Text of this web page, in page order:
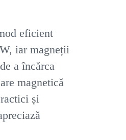
eficient
iar magneții
a încărca
magnetică
și